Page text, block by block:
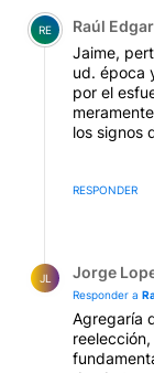
Comentario de
RE Raúl
Jaime,
ud. época
por el
los signos
dogmas
Creo que
teniendo,
"añosos"...
menos
sus
RESPONDER
JL Jorge
Responder a
Agregaría